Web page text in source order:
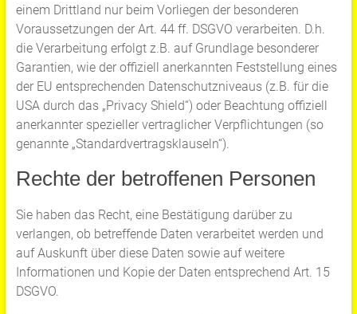
einem Drittland nur beim Vorliegen der besonderen
Voraussetzungen der Art. 44 ff. DSGVO verarbeiten. D.h.
die Verarbeitung erfolgt z.B. auf Grundlage besonderer
Garantien, wie der offiziell anerkannten Feststellung eines
der EU entsprechenden Datenschutzniveaus (z.B. für die
USA durch das „Privacy Shield“) oder Beachtung offiziell
anerkannter spezieller vertraglicher Verpflichtungen (so
genannte „Standardvertragsklauseln“).
Rechte der betroffenen Personen
Sie haben das Recht, eine Bestätigung darüber zu
verlangen, ob betreffende Daten verarbeitet werden und
auf Auskunft über diese Daten sowie auf weitere
Informationen und Kopie der Daten entsprechend Art. 15
DSGVO.